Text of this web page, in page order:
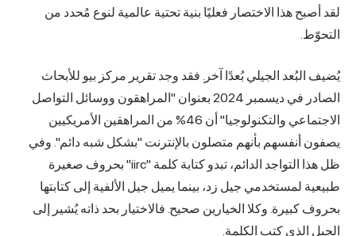
لقد أصبح هذا الاختصار فعليًا بنية تحتية عالمية لنوع مُحدد من
التحوّط.
يُضيف البُعد الجيلي بُعدًا آخر. فقد وجد تقرير مركز بيو للأبحاث
الصادر في ديسمبر 2024 بعنوان "المراهقون ووسائل التواصل
الاجتماعي والتكنولوجيا" أن 46% من المراهقين الأمريكيين
يصفون أنفسهم بأنهم متصلون بالإنترنت "بشكل شبه دائم". وفي
ظل هذا التواجد الدائم، تبدو كتابة كلمة "iirc" بحروف صغيرة
طبيعية لمستخدمي جيل زد، بينما يميل جيل الألفية إلى كتابتها
بحروف كبيرة. وكلا الخيارين صحيح. فالاختيار بحد ذاته يُشير إلى
الجيل الذي كتب الكلمة.